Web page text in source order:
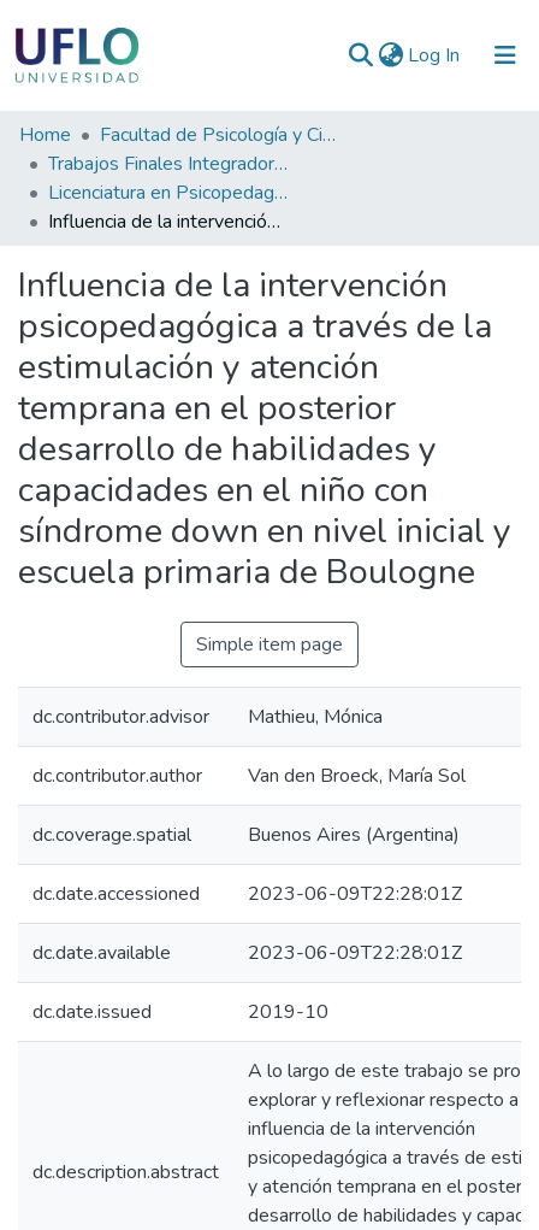
Log In (current)
Communities
&
Collections
Statistics
Home
Facultad de Psicología y Ciencias Sociales
Trabajos Finales Integradores (TFI) de Grado
Licenciatura en Psicopedagogía
Influencia de la intervención psicopedagógica a través de la estimulación y atención temprana en el posterior desarrollo de habilidades y capacidades en el niño con síndrome down en nivel inicial y escuela primaria de Boulogne
Influencia de la intervención
psicopedagógica a través de la
estimulación y atención
temprana en el posterior
desarrollo de habilidades y
capacidades en el niño con
síndrome down en nivel inicial y
escuela primaria de Boulogne
Simple item page
dc.contributor.advisor Mathieu, Mónica
dc.contributor.author Van den Broeck, María Sol
dc.coverage.spatial Buenos Aires (Argentina)
dc.date.accessioned 2023-06-09T22:28:01Z
dc.date.available 2023-06-09T22:28:01Z
dc.date.issued 2019-10
dc.description.abstract
A lo largo de este trabajo se
explorar y reflexionar respecto a la
influencia de la intervención
psicopedagógica a través de
y atención temprana en el
desarrollo de habilidades y